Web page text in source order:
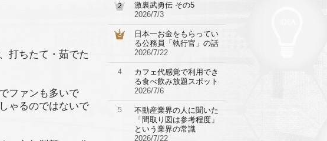
打ちたて・茹でた
ファンも多いで
ゃるのではないで
2
激裏武勇伝 その5
2026/7/3
3
日本一お金をもらってい
る公務員「執行官」の話
2026/7/22
4
カフェ代感覚で利用でき
る食べ飲み放題スポット
2026/7/6
5
不動産業界の人に聞いた
「間取り図は参考程度」
という業界の常識
2026/7/22